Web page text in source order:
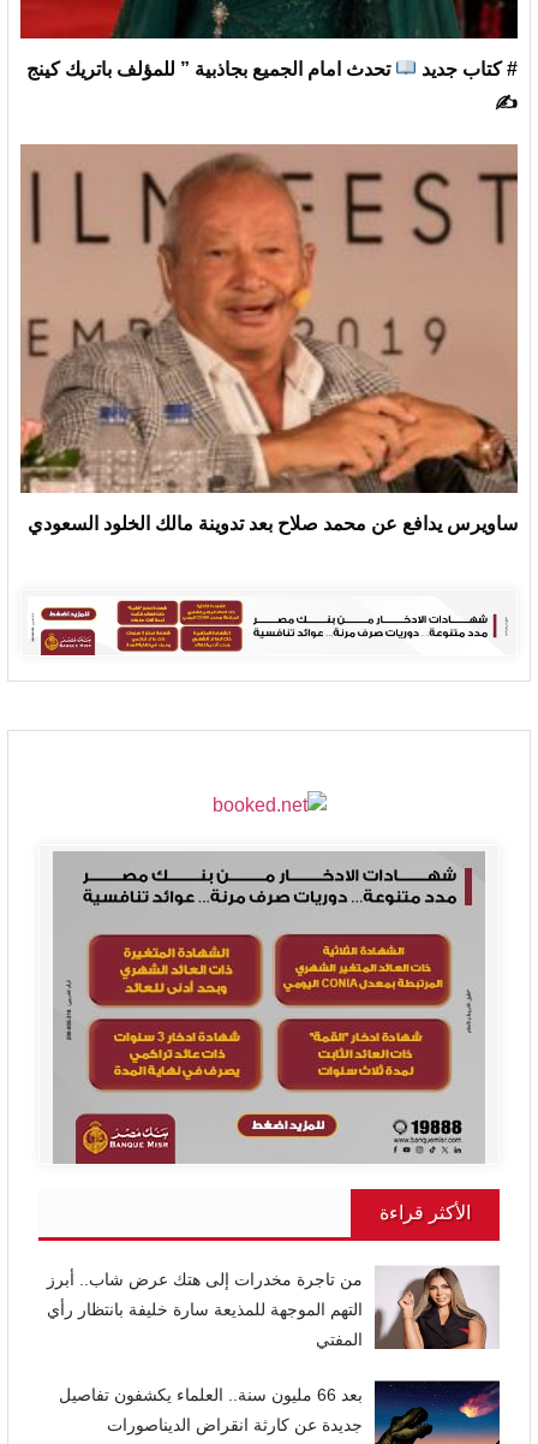
# كتاب جديد
تحدث امام الجميع بجاذبية ” للمؤلف باتريك كينج
✍
ساويرس يدافع عن محمد صلاح بعد تدوينة مالك الخلود السعودي
الأكثر قراءة
من تاجرة مخدرات إلى هتك عرض شاب.. أبرز
التهم الموجهة للمذيعة سارة خليفة بانتظار رأي
المفتي
بعد 66 مليون سنة.. العلماء يكشفون تفاصيل
جديدة عن كارثة انقراض الديناصورات